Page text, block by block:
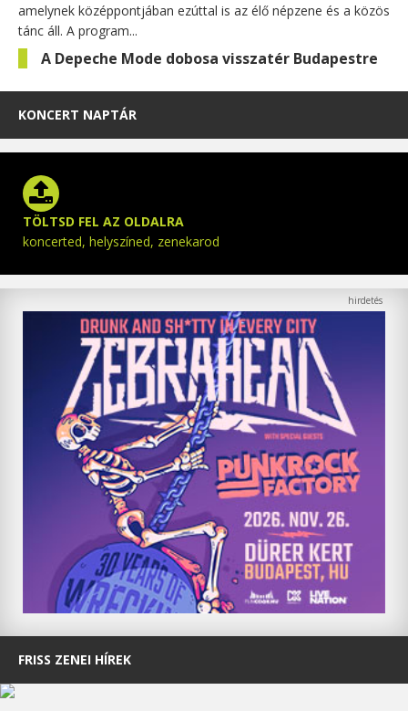
amelynek középpontjában ezúttal is az élő népzene és a közös
tánc áll. A program...
A Depeche Mode dobosa visszatér Budapestre
KONCERT NAPTÁR
TÖLTSD FEL AZ OLDALRA
koncerted, helyszíned, zenekarod
FRISS ZENEI HÍREK